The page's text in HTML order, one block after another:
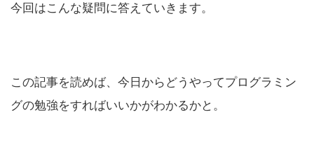
今回はこんな疑問に答えていきます。
この記事を読めば、今日からどうやってプログラミン
グの勉強をすればいいかがわかるかと。